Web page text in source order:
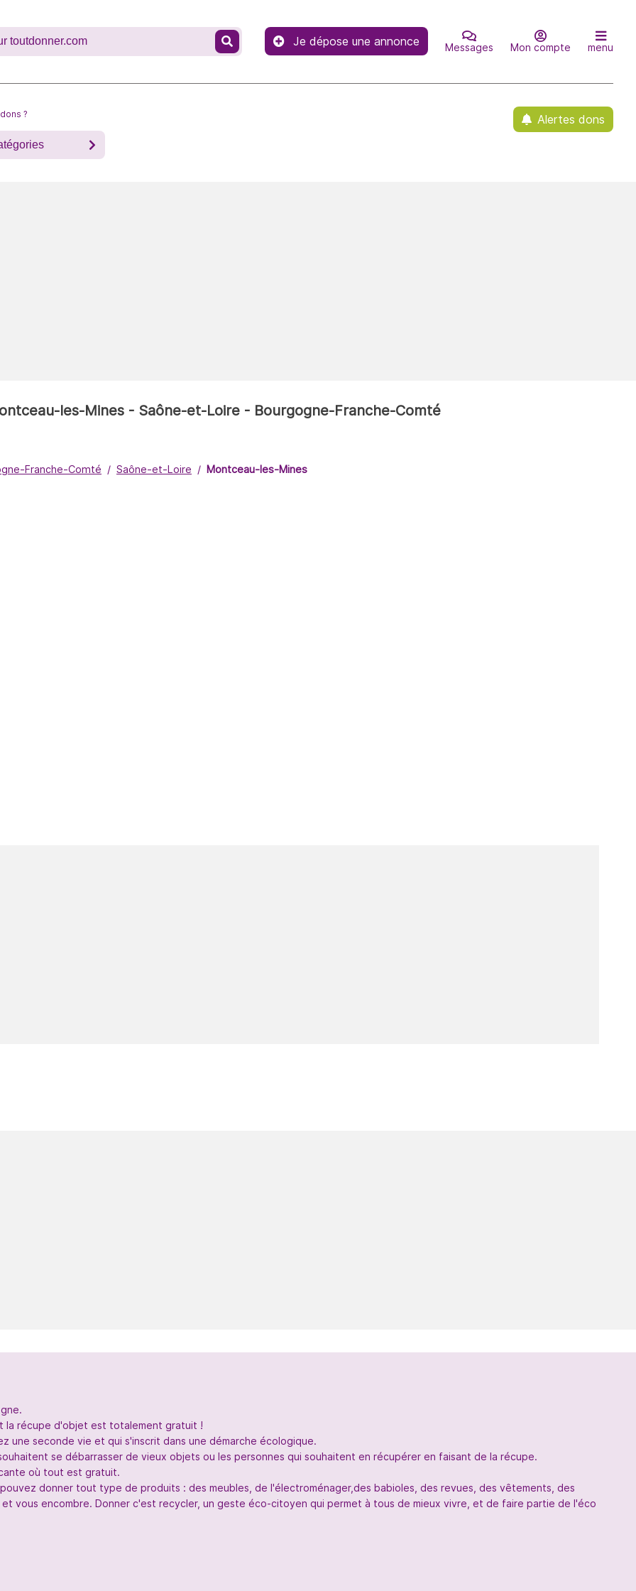
Je dépose une annonce Messages Mon compte menu
? Alertes dons
les-Mines - Saône-et-Loire - Bourgogne-Franche-Comté
Franche-Comté Saône-et-Loire Montceau-les-Mines
la récupe d'objet est totalement gratuit !
une seconde vie et qui s'inscrit dans une démarche écologique.
se débarrasser de vieux objets ou les personnes qui souhaitent en récupérer en faisant de la récupe.
où tout est gratuit.
donner tout type de produits : des meubles, de l'électroménager,des babioles, des revues, des vêtements, des
vous encombre. Donner c'est recycler, un geste éco-citoyen qui permet à tous de mieux vivre, et de faire partie de l'éco